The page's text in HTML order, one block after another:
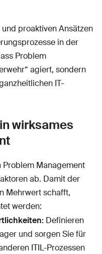
proaktiven Ansätzen
in der
Problem
agiert, sondern
IT-
wirksames
Management
ab. Damit der
Mehrwert schafft,
werden:
Definieren
und sorgen Sie für
ITIL-Prozessen